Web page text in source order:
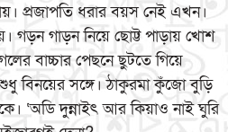
প্রজাপতি ধরার বয়স নেই এখন।
গড়ন গাড়ন নিয়ে ছোট্ট পাড়ায় খোশ
বাচ্চার পেছনে ছুটতে গিয়ে
বিনয়ের সঙ্গে। ঠাকুরমা কুঁজো বুড়ি
‘অডি দুন্নাইৎ আর কিয়াও নাই ঘুরি